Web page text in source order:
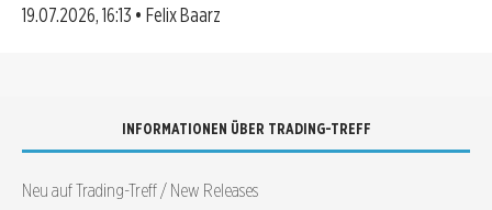
19.07.2026, 16:13 • Felix Baarz
INFORMATIONEN ÜBER TRADING-TREFF
Neu auf Trading-Treff / New Releases